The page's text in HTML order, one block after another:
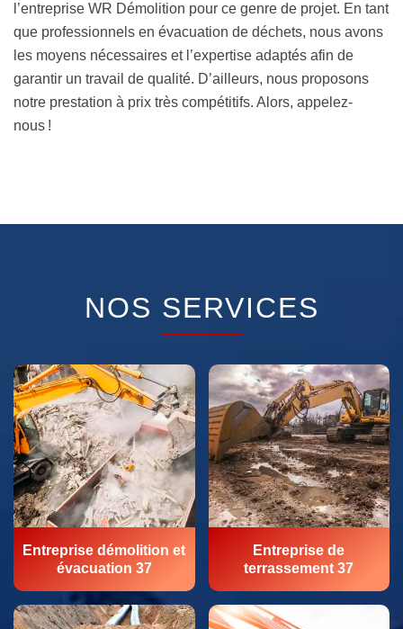
l’entreprise WR Démolition pour ce genre de projet. En tant
que professionnels en évacuation de déchets, nous avons
les moyens nécessaires et l’expertise adaptés afin de
garantir un travail de qualité. D’ailleurs, nous proposons
notre prestation à prix très compétitifs. Alors, appelez-
nous !
NOS SERVICES
Entreprise démolition et
évacuation 37
Entreprise de
terrassement 37